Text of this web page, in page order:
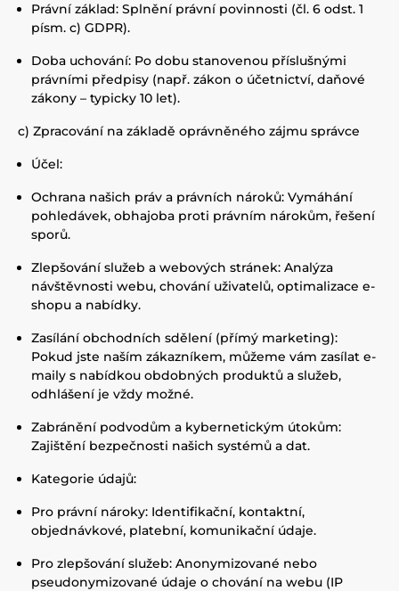
Právní základ: Splnění právní povinnosti (čl. 6 odst. 1
písm. c) GDPR).
Doba uchování: Po dobu stanovenou příslušnými
právními předpisy (např. zákon o účetnictví, daňové
zákony – typicky 10 let).
c) Zpracování na základě oprávněného zájmu správce
Účel:
Ochrana našich práv a právních nároků: Vymáhání
pohledávek, obhajoba proti právním nárokům, řešení
sporů.
Zlepšování služeb a webových stránek: Analýza
návštěvnosti webu, chování uživatelů, optimalizace e-
shopu a nabídky.
Zasílání obchodních sdělení (přímý marketing):
Pokud jste naším zákazníkem, můžeme vám zasílat e-
maily s nabídkou obdobných produktů a služeb,
odhlášení je vždy možné.
Zabránění podvodům a kybernetickým útokům:
Zajištění bezpečnosti našich systémů a dat.
Kategorie údajů:
Pro právní nároky: Identifikační, kontaktní,
objednávkové, platební, komunikační údaje.
Pro zlepšování služeb: Anonymizované nebo
pseudonymizované údaje o chování na webu (IP